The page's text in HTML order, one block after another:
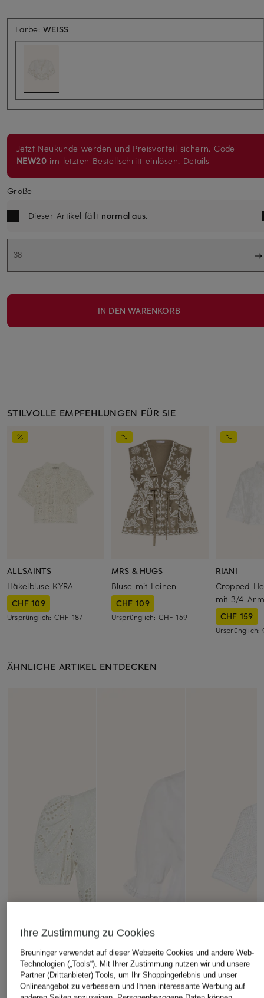
Farbe:WEISS
Jetzt Neukunde werden und Preisvorteil sichern. Code
NEW20 im letzten Bestellschritt einlösen. Details
Größe
Dieser Artikel fällt normal aus.
38
IN DEN WARENKORB
STILVOLLE EMPFEHLUNGEN FÜR SIE
ALLSAINTS
Häkelbluse KYRA
CHF 109
Ursprünglich: CHF 187
MRS & HUGS
Bluse mit Leinen
CHF 109
Ursprünglich:CHF 169
RIANI
Cropped-
mit 3/4-Arm
CHF 159
Ursprünglich:
ÄHNLICHE ARTIKEL ENTDECKEN
Ihre Zustimmung zu Cookies
Breuninger verwendet auf dieser Webseite Cookies und andere Web-
Technologien („Tools“). Mit Ihrer Zustimmung nutzen wir und unsere
Partner (Drittanbieter) Tools, um Ihr Shoppingerlebnis und unser
Onlineangebot zu verbessern und Ihnen interessante Werbung auf